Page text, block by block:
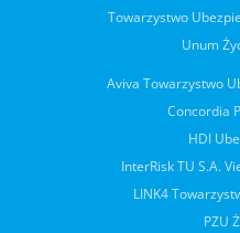
Towarzystwo
Unum
Aviva Towarzystwo
Concordia
HDI
InterRisk TU S.A.
LINK4
PZU